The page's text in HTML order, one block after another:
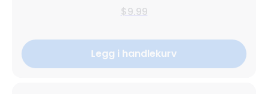
$9.99
Legg i handlekurv